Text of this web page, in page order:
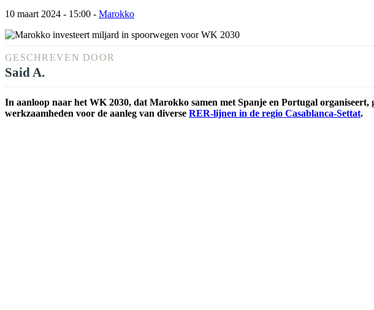
10 maart 2024 - 15:00 - Marokko
GESCHREVEN DOOR
Said A.
In aanloop naar het WK 2030, dat Marokko samen met Spanje en Portugal
werkzaamheden voor de aanleg van diverse RER-lijnen in de regio Casablanca-Settat.